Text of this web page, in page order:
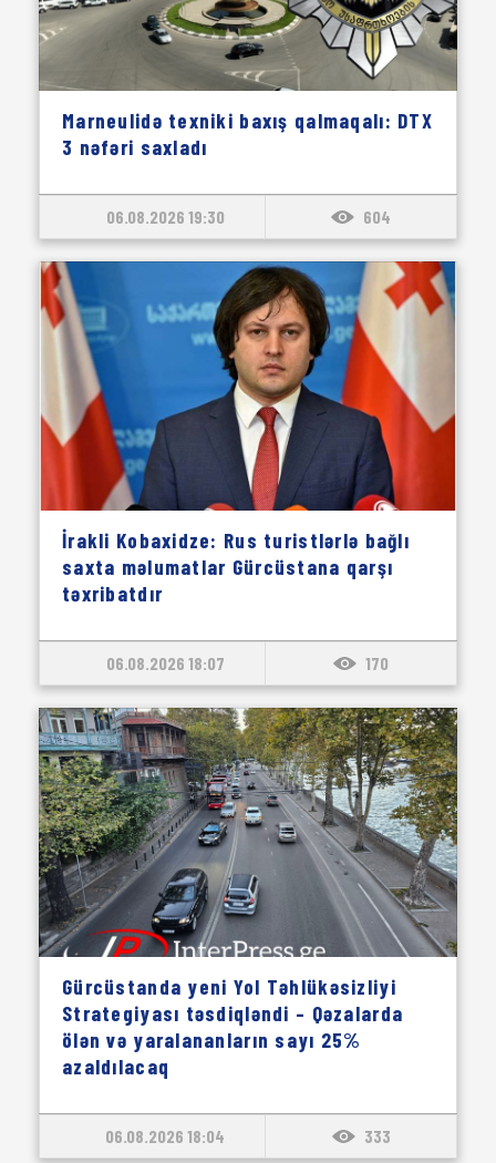
Marneulidə texniki baxış qalmaqalı: DTX
3 nəfəri saxladı
06.08.2026 19:30 604
İrakli Kobaxidze: Rus turistlərlə bağlı
saxta məlumatlar Gürcüstana qarşı
təxribatdır
06.08.2026 18:07 170
Gürcüstanda yeni Yol Təhlükəsizliyi
Strategiyası təsdiqləndi – Qəzalarda
ölən və yaralananların sayı 25%
azaldılacaq
06.08.2026 18:04 333